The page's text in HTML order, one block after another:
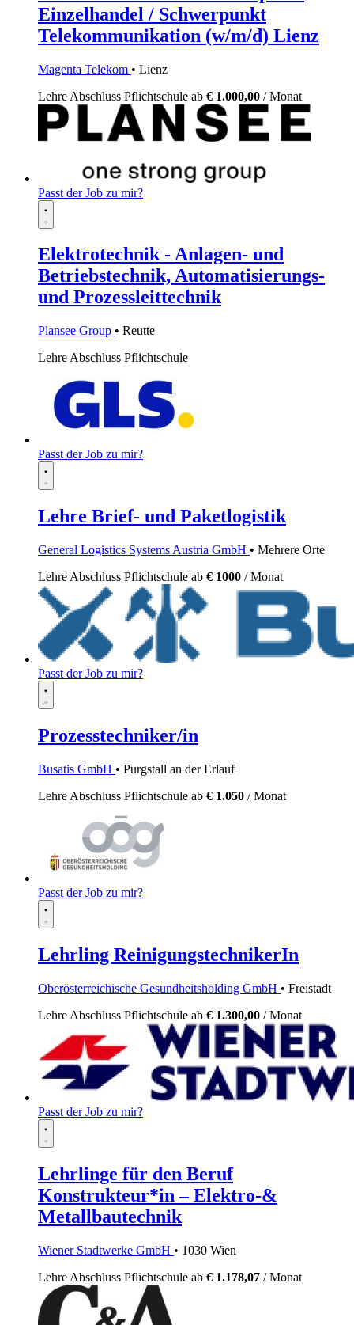
Einzelhandel / Schwerpunkt
Telekommunikation (w/m/d) Lienz
Magenta Telekom • Lienz
Lehre Abschluss Pflichtschule ab € 1.000,00 / Monat
Passt der Job zu mir?
Elektrotechnik - Anlagen- und
Betriebstechnik, Automatisierungs-
und Prozessleittechnik
Plansee Group • Reutte
Lehre Abschluss Pflichtschule
Passt der Job zu mir?
Lehre Brief- und Paketlogistik
General Logistics Systems Austria GmbH • Mehrere Orte
Lehre Abschluss Pflichtschule ab € 1000 / Monat
Passt der Job zu mir?
Prozesstechniker/in
Busatis GmbH • Purgstall an der Erlauf
Lehre Abschluss Pflichtschule ab € 1.050 / Monat
Passt der Job zu mir?
Lehrling ReinigungstechnikerIn
Oberösterreichische Gesundheitsholding GmbH • Freistadt
Lehre Abschluss Pflichtschule ab € 1.300,00 / Monat
Passt der Job zu mir?
Lehrlinge für den Beruf
Konstrukteur*in – Elektro-&
Metallbautechnik
Wiener Stadtwerke GmbH • 1030 Wien
Lehre Abschluss Pflichtschule ab € 1.178,07 / Monat